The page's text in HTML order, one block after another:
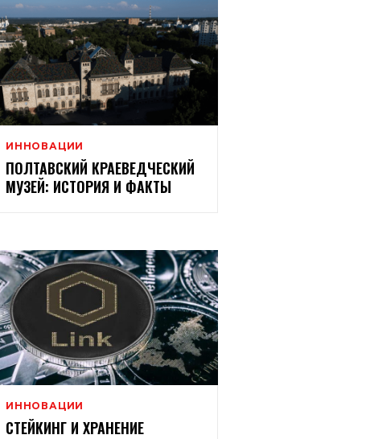
ИННОВАЦИИ
ПОЛТАВСКИЙ КРАЕВЕДЧЕСКИЙ
МУЗЕЙ: ИСТОРИЯ И ФАКТЫ
ИННОВАЦИИ
СТЕЙКИНГ И ХРАНЕНИЕ